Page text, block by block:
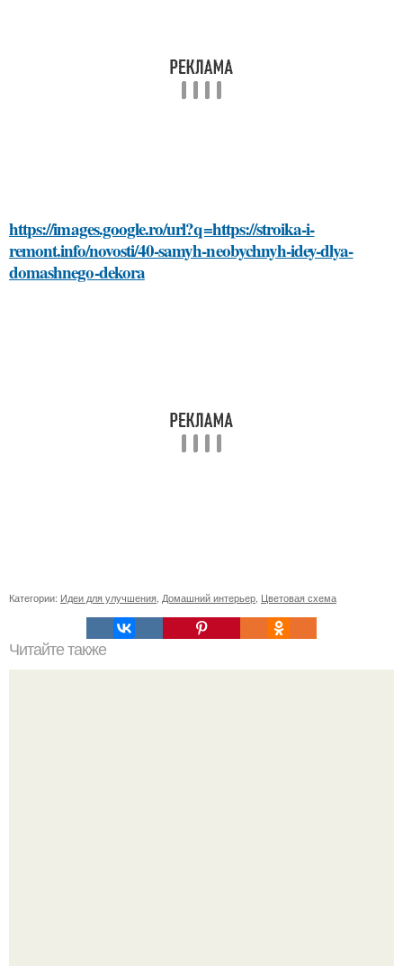
https://images.google.ro/url?q=https://stroika-i-
remont.info/novosti/40-samyh-neobychnyh-idey-dlya-
domashnego-dekora
Категории: Идеи для улучшения Домашний интерьер Цветовая схема
Читайте также